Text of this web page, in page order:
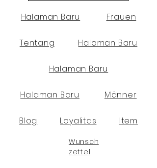
Halaman Baru Frauen
Tentang Halaman Baru
Halaman Baru
Halaman Baru Männer
Blog Loyalitas Item
Wunsch
zettel